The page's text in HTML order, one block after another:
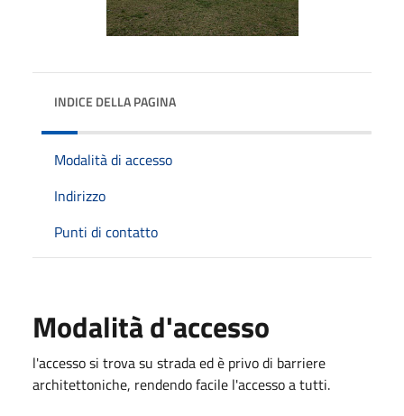
INDICE DELLA PAGINA
Modalità di accesso
Indirizzo
Punti di contatto
Modalità d'accesso
l'accesso si trova su strada ed è privo di barriere
architettoniche, rendendo facile l'accesso a tutti.